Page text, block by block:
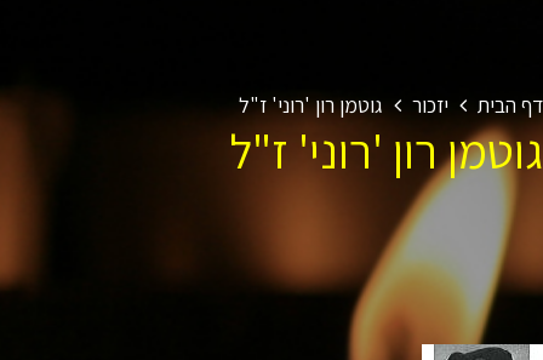
הבית יזכור גוטמן רון 'רוני' ז"ל
רון 'רוני' ז"ל